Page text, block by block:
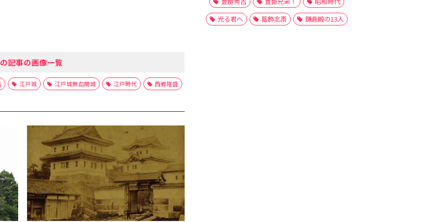
記事の画像一覧
江戸城 江戸城無血開城 江戸時代 西郷隆盛
光る君へ
葛飾北斎 鎌倉殿の13人